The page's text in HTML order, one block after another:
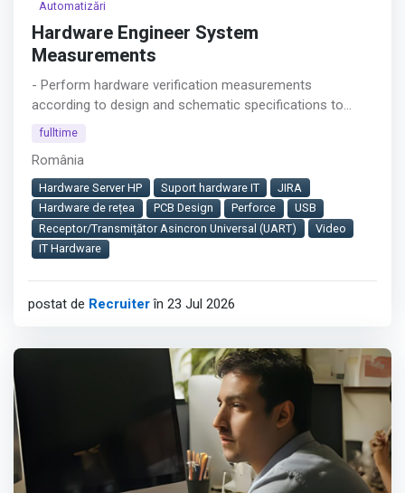
Automatizări
Hardware Engineer System
Measurements
- Perform hardware verification measurements
according to design and schematic specifications to
ensure functionality of infotainment systems
and potentially up to 25 GHz) on interfaces such as USB,
CAN, PCI, video, Ethernet, PCI Express, DDR3/DDR4
memory using oscilloscopes
- Develop, test, and verify analog and digital functional
blocks, including power supplies, audio blocks, and
Afișează tot
fulltime
România
Hardware Server HP Suport hardware IT
JIRA
Hardware de rețea
PCB Design Perforce
USB
Receptor/Transmițător Asincron Universal (UART)
Video
IT Hardware
postat de Recruiterîn 23 Jul 2026